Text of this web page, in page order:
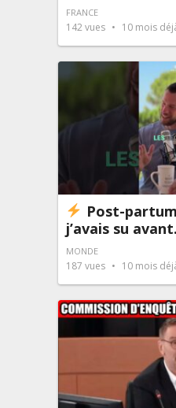
FRANCE
142vues 10 mois
Post-
j’avais su
MONDE
187 vues 10 mois